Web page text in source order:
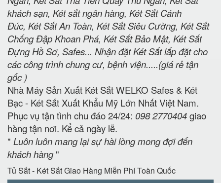
khách sạn, Két sắt ngân hàng, Két Sắt Cánh
Đúc, Két Sắt An Toàn, Két Sắt Siêu Cường, Két Sắt
Chống Đập Khoan Phá, Két Sắt Bảo Mật, Két Sắt
Đựng Hồ Sơ, Safes... Nhận đặt Két Sắt lắp đặt cho
các công trình chung cư, bệnh viện.....(giá rẻ tận
gốc )
Nhà Máy Sản Xuất Két Sắt WELKO Safes & Két
Bạc - Két Sắt Xuất Khẩu Mỹ Lớn Nhất Việt Nam.
Phục vụ tận tình chu đáo 24/24: 098 2770404giao
hàng tận nơi. Kể cả ngày lễ.
" Luôn luôn mang lại sự hài lòng mong đợi đến
khách hàng"
Tủ Sắt - Két Sắt Giao Hàng Miễn Phí Toàn Quốc